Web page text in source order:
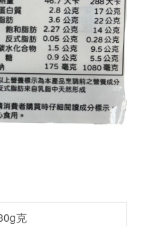
克